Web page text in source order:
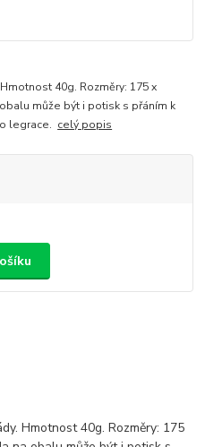
40g. Rozměry: 175 x
může být i potisk s přáním k
legrace. celý popis
Hmotnost 40g. Rozměry: 175